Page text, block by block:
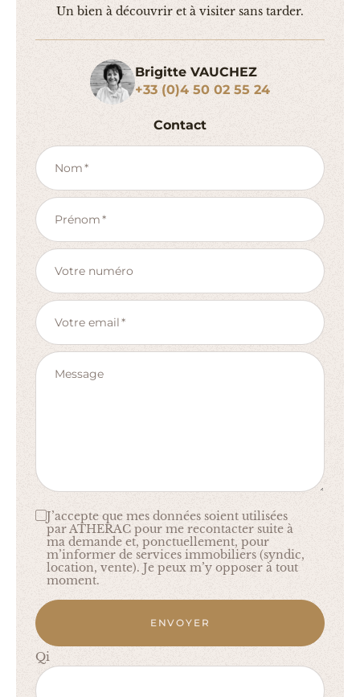
Un bien à découvrir et à visiter sans tarder.
Brigitte VAUCHEZ
+33 (0)4 50 02 55 24
Contact
Nom
Prénom
Votre numéro
Votre email
Message
J’accepte que mes données soient utilisées
par ATHERAC pour me recontacter suite à
ma demande et, ponctuellement, pour
m’informer de services immobiliers (syndic,
location, vente). Je peux m’y opposer à tout
moment.
ENVOYER
Qi